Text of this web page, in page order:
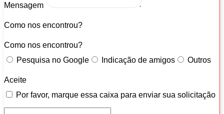
Mensagem
Como nos encontrou?
Como nos encontrou?
Pesquisa no Google
Indicação de amigos Outros
Aceite
Por favor, marque essa caixa para enviar sua solicitação